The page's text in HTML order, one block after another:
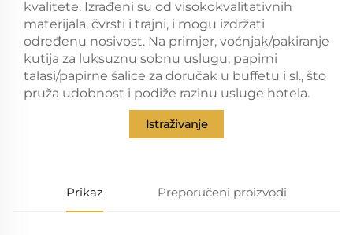
kvalitete. Izrađeni su od visokokvalitativnih
materijala, čvrsti i trajni, i mogu izdržati
određenu nosivost. Na primjer, voćnjak/pakiranje
kutija za luksuznu sobnu uslugu, papirni
talasi/papirne šalice za doručak u buffetu i sl., što
pruža udobnost i podiže razinu usluge hotela.
Istraživanje
Prikaz Preporučeni proizvodi